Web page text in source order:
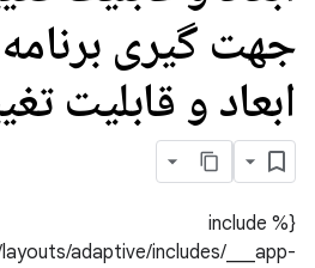
جهت گیری
ابعاد و قابلیت
{% include
adaptive/includes/___app-